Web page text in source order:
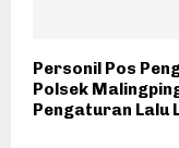
Personil Pos
Polsek
Pengaturan Lalu